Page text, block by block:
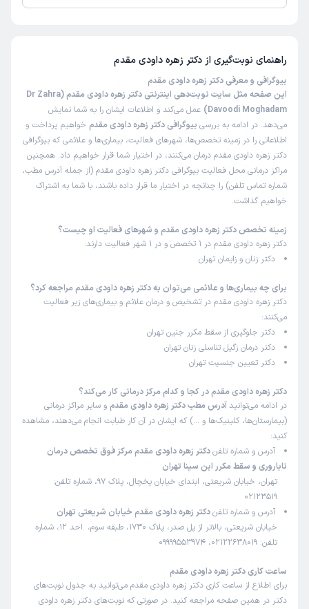
راهنمای نوبت‌گیری از دکتر زهره داودی مقدم
بیوگرافی و معرفی دکتر زهره داودی مقدم
این صفحه مثل سایت نوبت‌دهی اینترنتی دکتر زهره داودی مقدم (Dr Zahra
Davoodi Moghadam)
عمل می‌کند و اطلاعات ایشان را به شما نمایش
می‌دهد. در ادامه به بررسی بیوگرافی دکتر زهره داودی مقدم خواهیم پرداخت و
اطلاعاتی را در زمینه تخصص‌ها، شهرهای فعالیت، بیماری‌ها و علائمی که بیوگرافی
دکتر زهره داودی مقدم درمان می‌کنند، در اختیار شما قرار خواهیم داد. همچنین
مراکز درمانی محل فعالیت بیوگرافی دکتر زهره داودی مقدم (از جمله آدرس مطب،
شماره تماس تلفن) را چنانچه در اختیار ما قرار داده باشند، با شما به اشتراک
خواهیم گذاشت.
زمینه تخصص دکتر زهره داودی مقدم و شهرهای فعالیت او چیست؟
دکتر زهره داودی مقدم در 1 تخصص و در 1 شهر فعالیت دارند:
دکتر زنان و زایمان تهران
برای چه بیماری‌ها و علائمی می‌توان به دکتر زهره داودی مقدم مراجعه کرد؟
دکتر زهره داودی مقدم در تشخیص و درمان علائم و بیماری‌های زیر فعالیت
می‌کنند:
دکتر جلوگیری از سقط مکرر جنین تهران
دکتر درمان زگیل تناسلی زنان تهران
دکتر تعیین جنسیت تهران
دکتر زهره داودی مقدم در کجا و کدام مرکز درمانی کار می‌کند؟
در ادامه می‌توانید آدرس مطب دکتر زهره داودی مقدم و سایر مراکز درمانی
(بیمارستان‌ها، کلینیک‌ها و …) که ایشان در آن کار طبابت انجام می‌دهند، مشاهده
کنید:
آدرس و شماره تلفندکتر زهره داودی مقدم مرکز فوق تخصص درمان
ناباروری و سقط مکرر ابن سینا تهران
تهران، خیابان شریعتی، ابتدای خیابان یخچال، پلاک 97، شماره تلفن:
02123519
آدرس و شماره تلفندکتر زهره داودی مقدم خیابان شریعتی تهران
خیابان شریعتی، بالاتر از پل صدر، پلاک 1730، طبقه سوم، .احد 12، شماره
تلفن: 02122638019، 09999553974
ساعت کاری دکتر زهره داودی مقدم
برای اطلاع از ساعت کاری دکتر زهره داودی مقدم می‌توانید به جدول نوبت‌های
دکتر در همین صفحه مراجعه کنید. در صورتی که نوبت‌های دکتر زهره داودی